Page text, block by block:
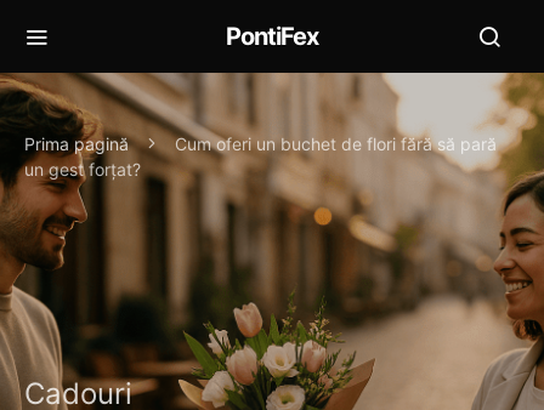
PontiFex
Prima pagină
Cum oferi un buchet de flori fără să pară
un gest forțat?
Cadouri